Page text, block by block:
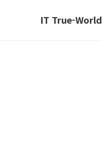
IT True-World